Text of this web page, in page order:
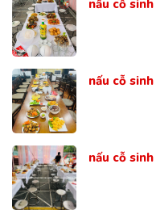
nấu cỗ
nấu cỗ
nấu cỗ